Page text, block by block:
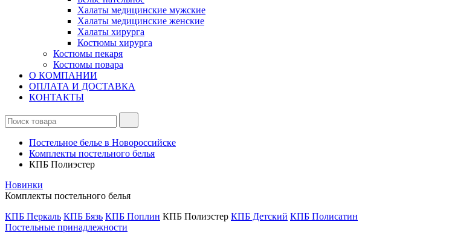
Халаты медицинские мужские
Халаты медицинские женские
Халаты хирурга
Костюмы хирурга
Костюмы пекаря
Костюмы повара
О КОМПАНИИ
ОПЛАТА И ДОСТАВКА
КОНТАКТЫ
Постельное белье в Новороссийске
Комплекты постельного белья
КПБ Полиэстер
Новинки
Комплекты постельного белья
КПБ Перкаль КПБ Бязь КПБ Поплин КПБ Полиэстер КПБ Детский КПБ Полисатин
Постельные принадлежности